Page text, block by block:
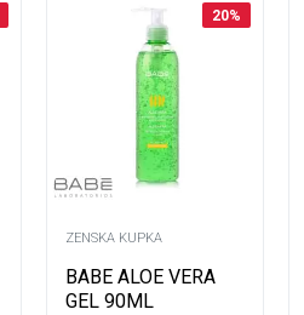
20%
ZENSKA KUPKA
BABE ALOE VERA
GEL 90ML